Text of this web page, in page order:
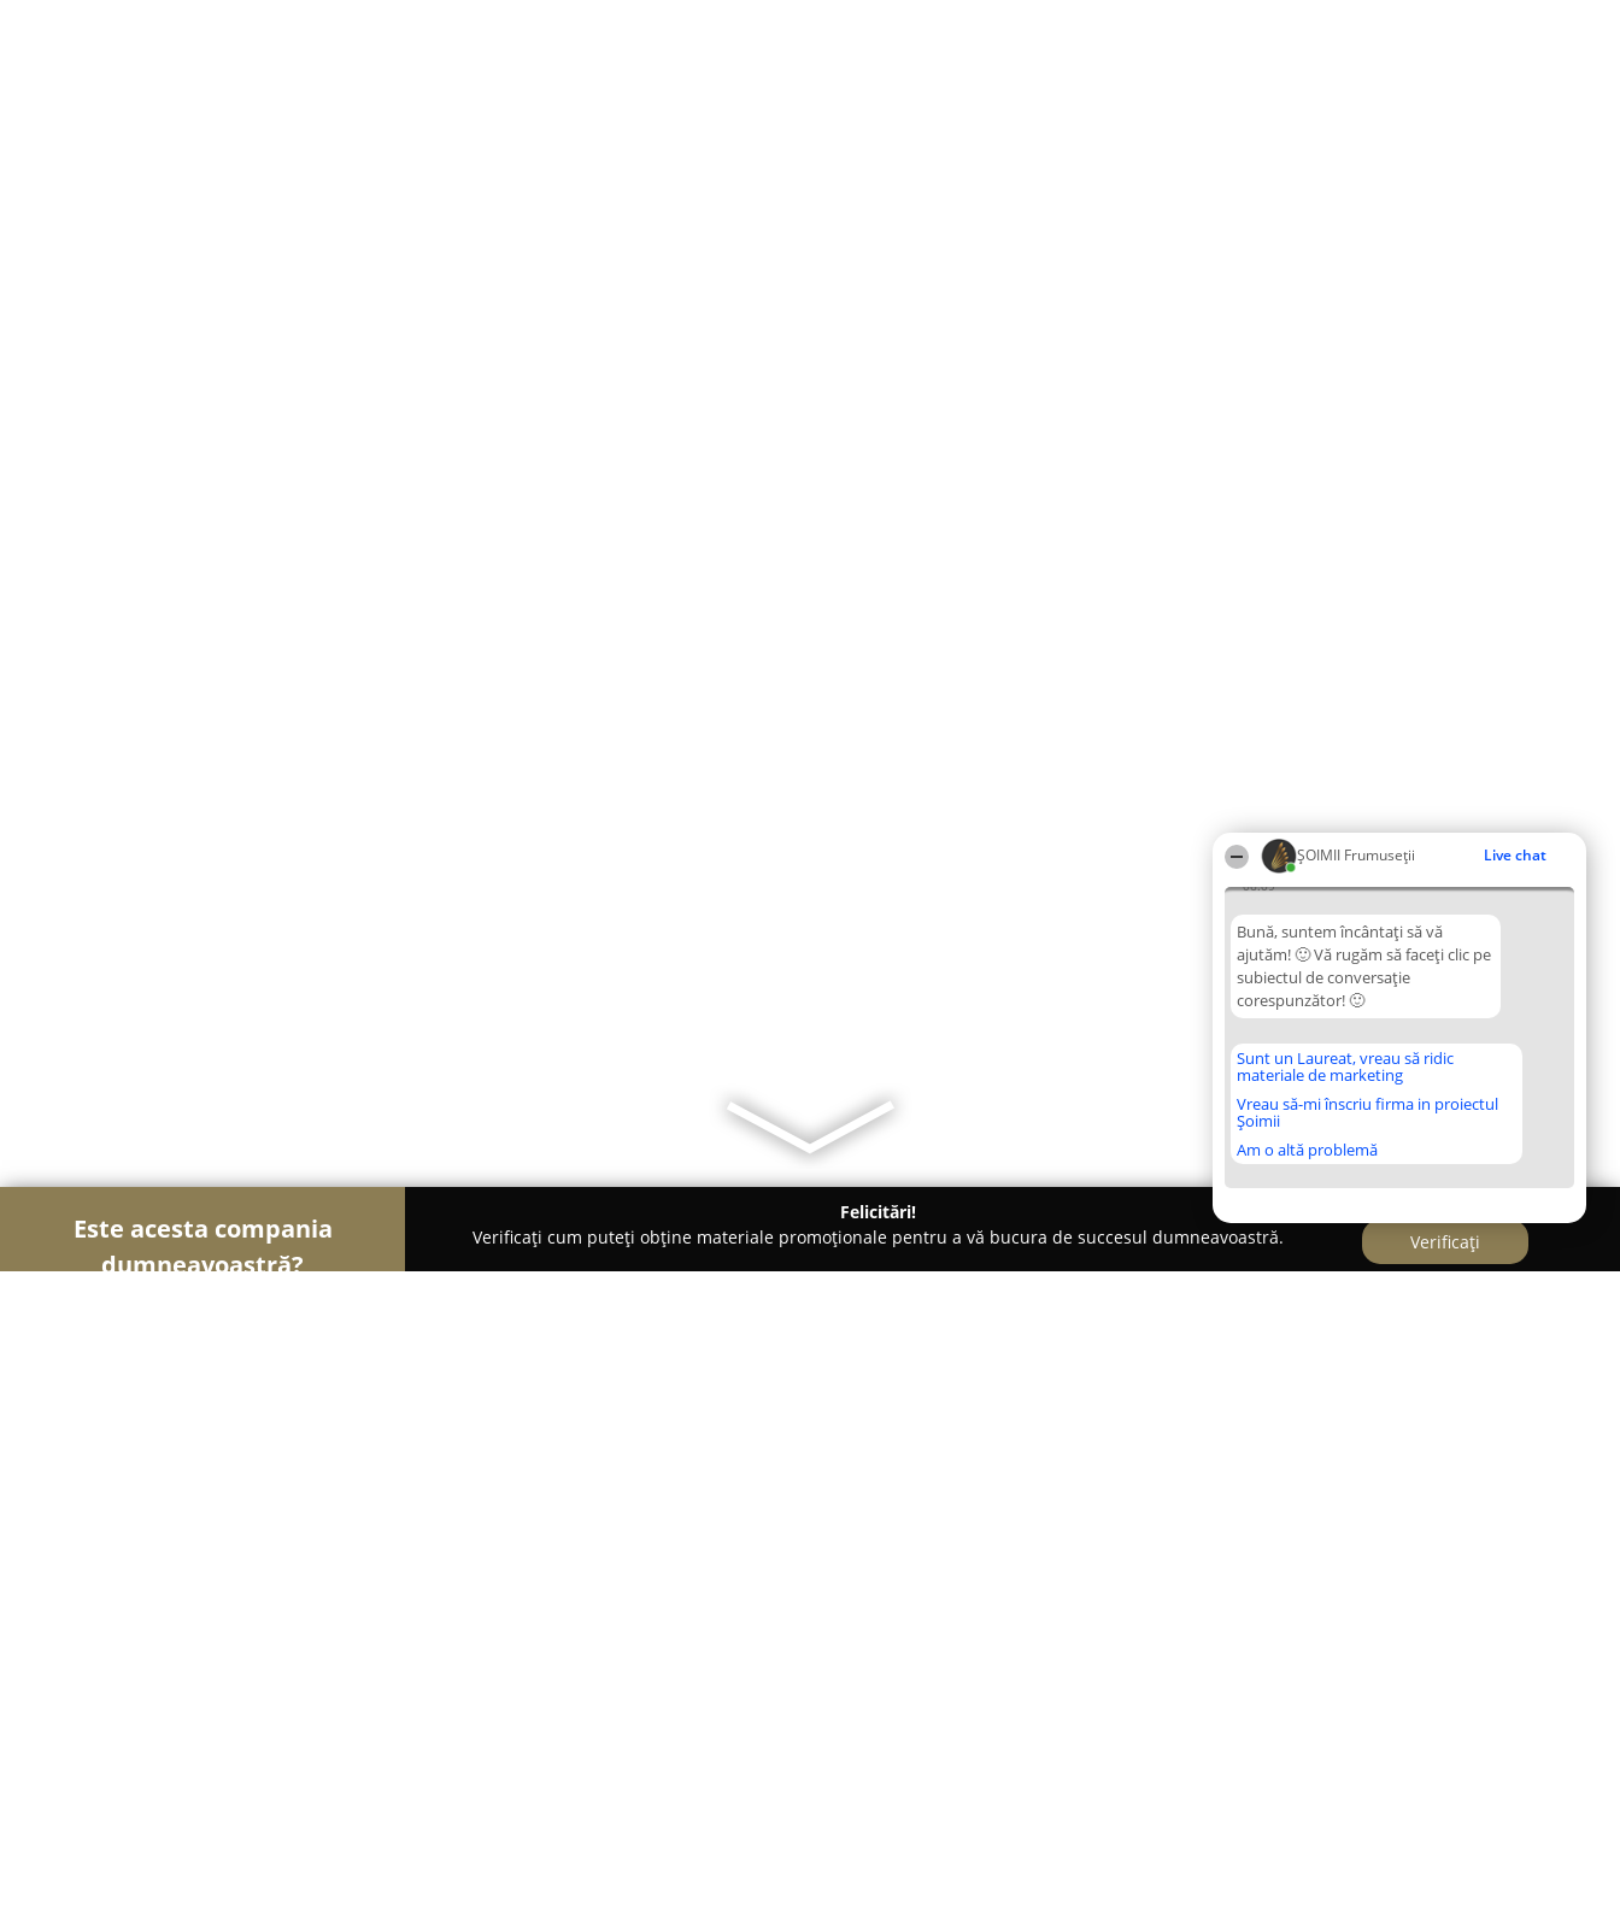
ȘOIMII Frumuseții Live chat
06:09
Bună, suntem încântați să vă
ajutăm! 🙂 Vă rugăm să faceți clic pe
subiectul de conversație
corespunzător! 🙂
Sunt un Laureat, vreau să ridic
materiale de marketing
Vreau să-mi înscriu firma in proiectul
Șoimii
Am o altă problemă
Este acesta compania
dumneavoastră?
Felicitări!
Verificați cum puteți obține materiale promoționale pentru a vă bucura de succesul dumneavoastră.
Verificați